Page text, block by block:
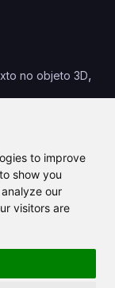
to improve
show you
our
visitors are
no objeto 3D,
de IA